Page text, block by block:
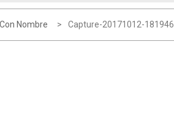
Nombre Capture-20171012-181946